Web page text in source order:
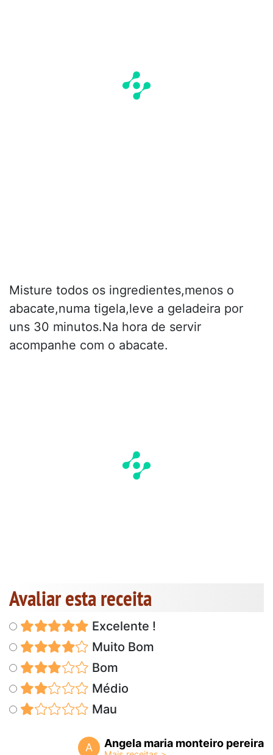
Misture todos os ingredientes,menos o
abacate,numa tigela,leve a geladeira por
uns 30 minutos.Na hora de servir
acompanhe com o abacate.
Avaliar esta receita
Excelente !
Muito Bom
Bom
Médio
Mau
A Angela maria monteiro pereira